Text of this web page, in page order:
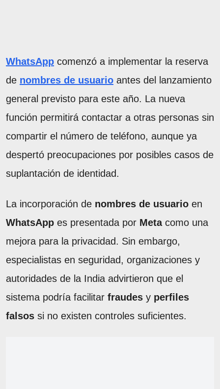
WhatsApp comenzó a implementar la reserva
de nombres de usuario antes del lanzamiento
general previsto para este año. La nueva
función permitirá contactar a otras personas sin
compartir el número de teléfono, aunque ya
despertó preocupaciones por posibles casos de
suplantación de identidad.
La incorporación de nombres de usuario en
WhatsApp es presentada por Meta como una
mejora para la privacidad. Sin embargo,
especialistas en seguridad, organizaciones y
autoridades de la India advirtieron que el
sistema podría facilitar fraudes y perfiles
falsos si no existen controles suficientes.